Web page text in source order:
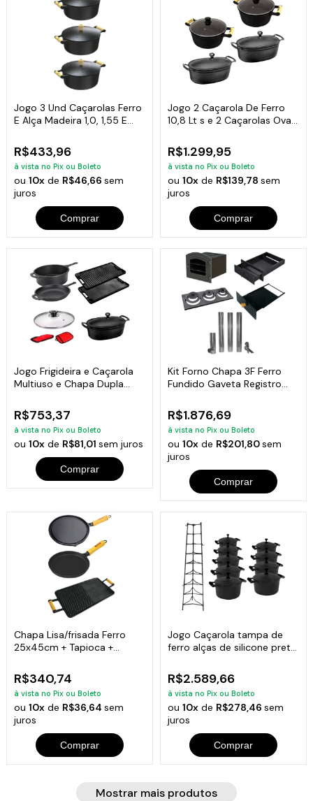
Jogo 3 Und Caçarolas Ferro
E Alça Madeira 1,0, 1,55 E
R$433,96
à vista no Pix ou Boleto
ou10x de R$46,66sem
juros
Comprar
Jogo 2 Caçarola De Ferro
10,8 Lt s e 2 Caçarolas Ovas
R$1.299,95
à vista no Pix ou Boleto
ou 10xde R$139,78 sem
juros
Comprar
Jogo Frigideira e Caçarola
Multiuso e Chapa Dupla
R$753,37
à vista no Pix ou Boleto
ou10x de R$81,01sem juros
Comprar
Kit Forno Chapa 3F Ferro
Fundido Gaveta Registro
R$1.876,69
à vista no Pix ou Boleto
ou 10xde R$201,80sem
juros
Comprar
Chapa Lisa/frisada Ferro
25x45cm + Tapioca +
R$340,74
à vista no Pix ou Boleto
ou10x de R$36,64sem
juros
Comprar
Jogo Caçarola tampa de
ferro alças de silicone preto
R$2.589,66
à vista no Pix ou Boleto
ou 10xde R$278,46 sem
juros
Comprar
Mostrar mais produtos